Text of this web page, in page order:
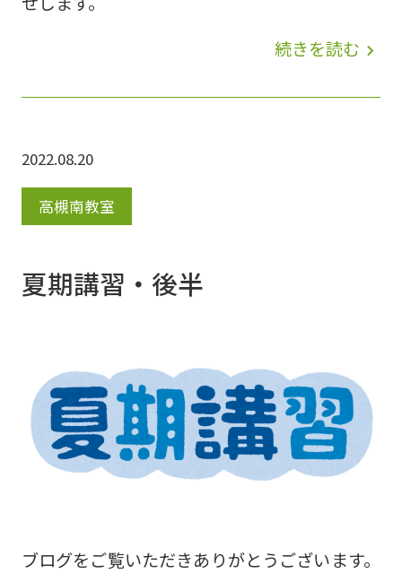
続きを読む navigate_next
2022.08.20
高槻南教室
夏期講習・後半
ブログをご覧いただきありがとうございます。